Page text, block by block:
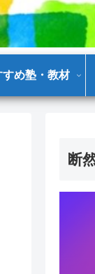
すめ塾・教材
断